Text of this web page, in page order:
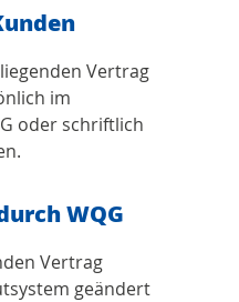
Vertrag
im
oder schriftlich
WQG
Vertrag
geändert